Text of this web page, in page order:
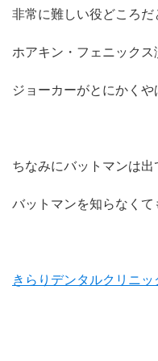
非常に難しい役どころだ
ホアキン・フェニックス
ジョーカーがとにかくや
ちなみにバットマンは出
バットマンを知らなくて
きらりデンタルクリニッ